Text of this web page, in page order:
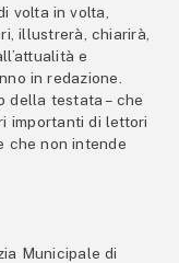
volta in volta,
illustrerà, chiarirà,
e
in redazione.
della testata – che
importanti di lettori
che non intende
Municipale di